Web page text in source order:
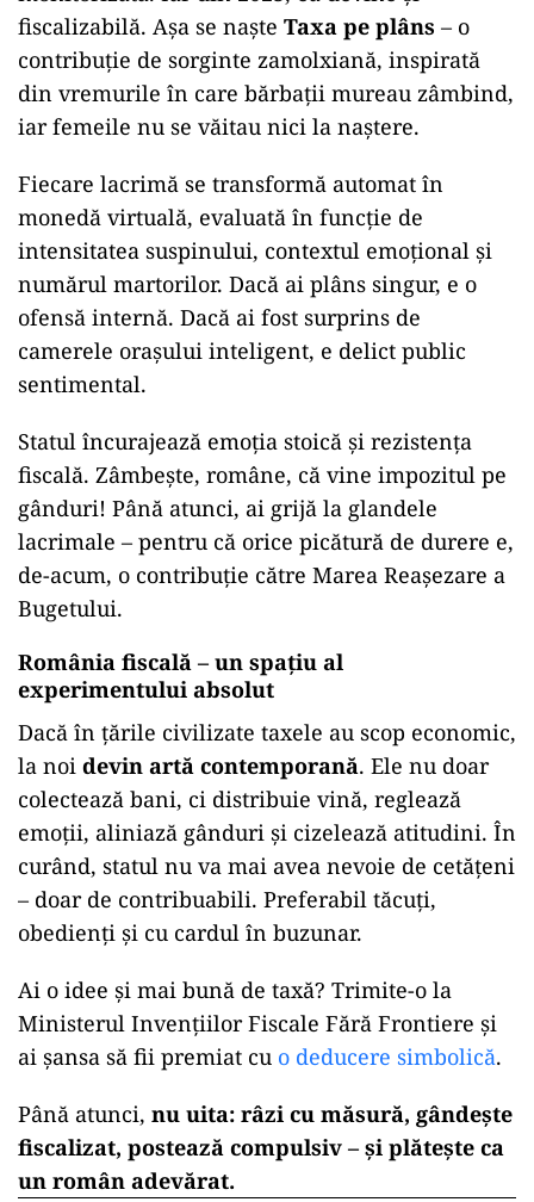
fiscalizabilă. Așa se naște Taxa pe plâns – o
contribuție de sorginte zamolxiană, inspirată
din vremurile în care bărbații mureau zâmbind,
iar femeile nu se văitau nici la naștere.
Fiecare lacrimă se transformă automat în
monedă virtuală, evaluată în funcție de
intensitatea suspinului, contextul emoțional și
numărul martorilor. Dacă ai plâns singur, e o
ofensă internă. Dacă ai fost surprins de
camerele orașului inteligent, e delict public
sentimental.
Statul încurajează emoția stoică și rezistența
fiscală. Zâmbește, române, că vine impozitul pe
gânduri! Până atunci, ai grijă la glandele
lacrimale – pentru că orice picătură de durere e,
de-acum, o contribuție către Marea Reașezare a
Bugetului.
România fiscală – un spațiu al
experimentului absolut
Dacă în țările civilizate taxele au scop economic,
la noi devin artă contemporană. Ele nu doar
colectează bani, ci distribuie vină, reglează
emoții, aliniază gânduri și cizelează atitudini. În
curând, statul nu va mai avea nevoie de cetățeni
– doar de contribuabili. Preferabil tăcuți,
obedienți și cu cardul în buzunar.
Ai o idee și mai bună de taxă? Trimite-o la
Ministerul Invențiilor Fiscale Fără Frontiere și
ai șansa să fii premiat cu o deducere simbolică.
Până atunci, nu uita: râzi cu măsură, gândește
fiscalizat, postează compulsiv – și plătește ca
un român adevărat.